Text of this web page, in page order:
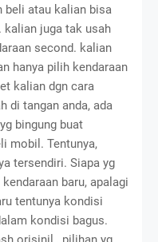
beli atau kalian bisa
kalian juga tak usah
second. kalian
hanya pilih kendaraan
kalian dgn cara
di tangan anda, ada
bingung buat
mobil. Tentunya,
tersendiri. Siapa yg
baru, apalagi
tentunya kondisi
kondisi bagus.